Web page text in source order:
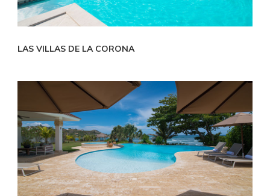
LAS VILLAS DE LA CORONA